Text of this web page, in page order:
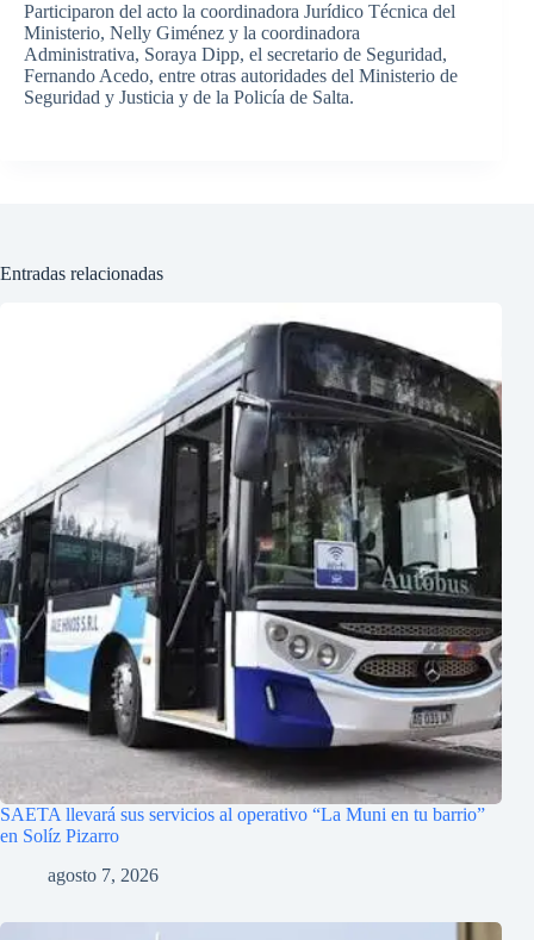
Participaron del acto la coordinadora Jurídico Técnica del
Ministerio, Nelly Giménez y la coordinadora
Administrativa, Soraya Dipp, el secretario de Seguridad,
Fernando Acedo, entre otras autoridades del Ministerio de
Seguridad y Justicia y de la Policía de Salta.
Entradas relacionadas
SAETA llevará sus servicios al operativo “La Muni en tu barrio”
en Solíz Pizarro
agosto 7, 2026